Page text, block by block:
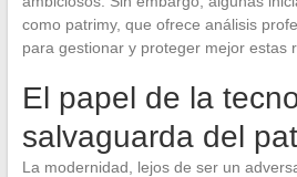
como patrimy, que ofrece análisis
para gestionar y proteger mejor estas
El papel de la
salvaguarda del
La modernidad, lejos de ser un